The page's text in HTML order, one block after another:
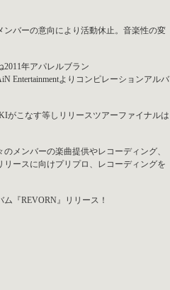
バーの意向により活動休止。音楽性の変
年アパレルブラン
Entertainmentよりコンピレーションアルバ
がこなす等しリリースツアーファイナルは
メンバーの楽曲提供やレコーディング、
ースに向けプリプロ、レコーディングを
『REVORN』リリース！